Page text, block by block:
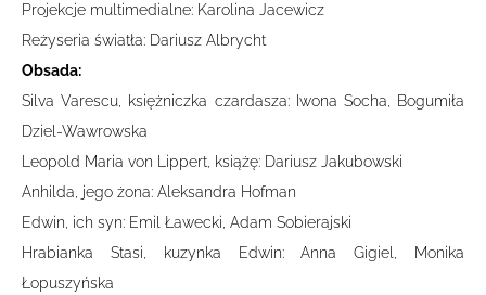
Projekcje multimedialne: Karolina Jacewicz
Reżyseria światła: Dariusz Albrycht
Obsada:
Silva Varescu, księżniczka czardasza: Iwona Socha, Bogumiła
Dziel-Wawrowska
Leopold Maria von Lippert, książę: Dariusz Jakubowski
Anhilda, jego żona: Aleksandra Hofman
Edwin, ich syn: Emil Ławecki, Adam Sobierajski
Hrabianka Stasi, kuzynka Edwin: Anna Gigiel, Monika
Łopuszyńska